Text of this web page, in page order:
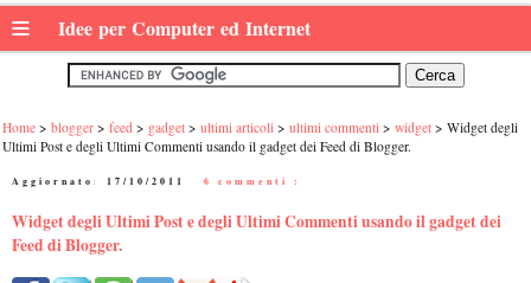
≡ Idee per Computer ed Internet
Home blogger feed gadget ultimi articoli ultimi commenti widget
Widget degli
Ultimi Post e degli Ultimi Commenti usando il gadget dei Feed di Blogger.
Aggiornato: 17/10/2011 6 commenti :
Widget degli Ultimi Post e degli Ultimi Commenti usando il gadget dei
Feed di Blogger.